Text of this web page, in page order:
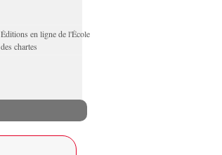
Éditions en ligne de l'École
des chartes